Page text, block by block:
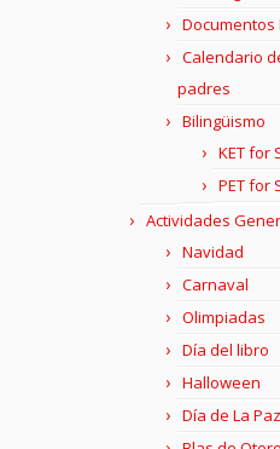
Documentos
Calendario
padres
Bilingüismo
KET for
PET for
Actividades
Navidad
Carnaval
Olimpiadas
Día del libro
Halloween
Día de La Paz